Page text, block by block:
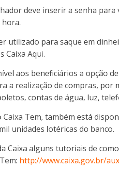
deve inserir a senha
hora.
utilizado para saque em
Caixa Aqui.
aos beneficiários a opção
a realização de compras, por
contas de água, luz,
Caixa Tem, também está
unidades lotéricas do banco.
Caixa alguns tutoriais de
http://www.caixa.gov.br/